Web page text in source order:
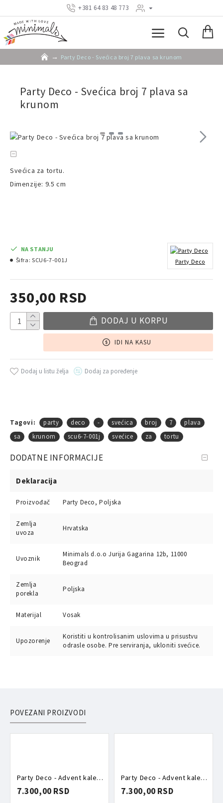
+381 64 83 48 773
Party Deco - Svećica broj 7 plava sa krunom
Party Deco - Svećica broj 7 plava sa
krunom
Svećica za tortu.
Dimenzije: 9.5 cm
350,00 RSD
NA STANJU
Šifra: SCU6-7-001J Party Deco
DODAJ U KORPU
IDI NA KASU
Dodaj u listu želja Dodaj za poređenje
Tagovi: party deco - svećica broj 7
plava
sa
krunom scu6-7-001j svećice za tortu
DODATNE INFORMACIJE
Deklaracija
Proizvođač Party Deco, Poljska
Zemlja
uvoza
Hrvatska
Uvoznik
Minimals d.o.o Jurija Gagarina 12b, 11000
Beograd
Zemlja
porekla
Poljska
Materijal Vosak
Upozorenje
Koristiti u kontrolisanim uslovima u prisustvu
odrasle osobe. Pre serviranja, ukloniti svećice.
POVEZANI PROIZVODI
Party Deco - Advent kalendar - Roze kutija puna aksesoara
7.300,00 RSD
Party Deco - Advent kalendar - Torbica puna aksesoara zeka
7.300,00 RSD